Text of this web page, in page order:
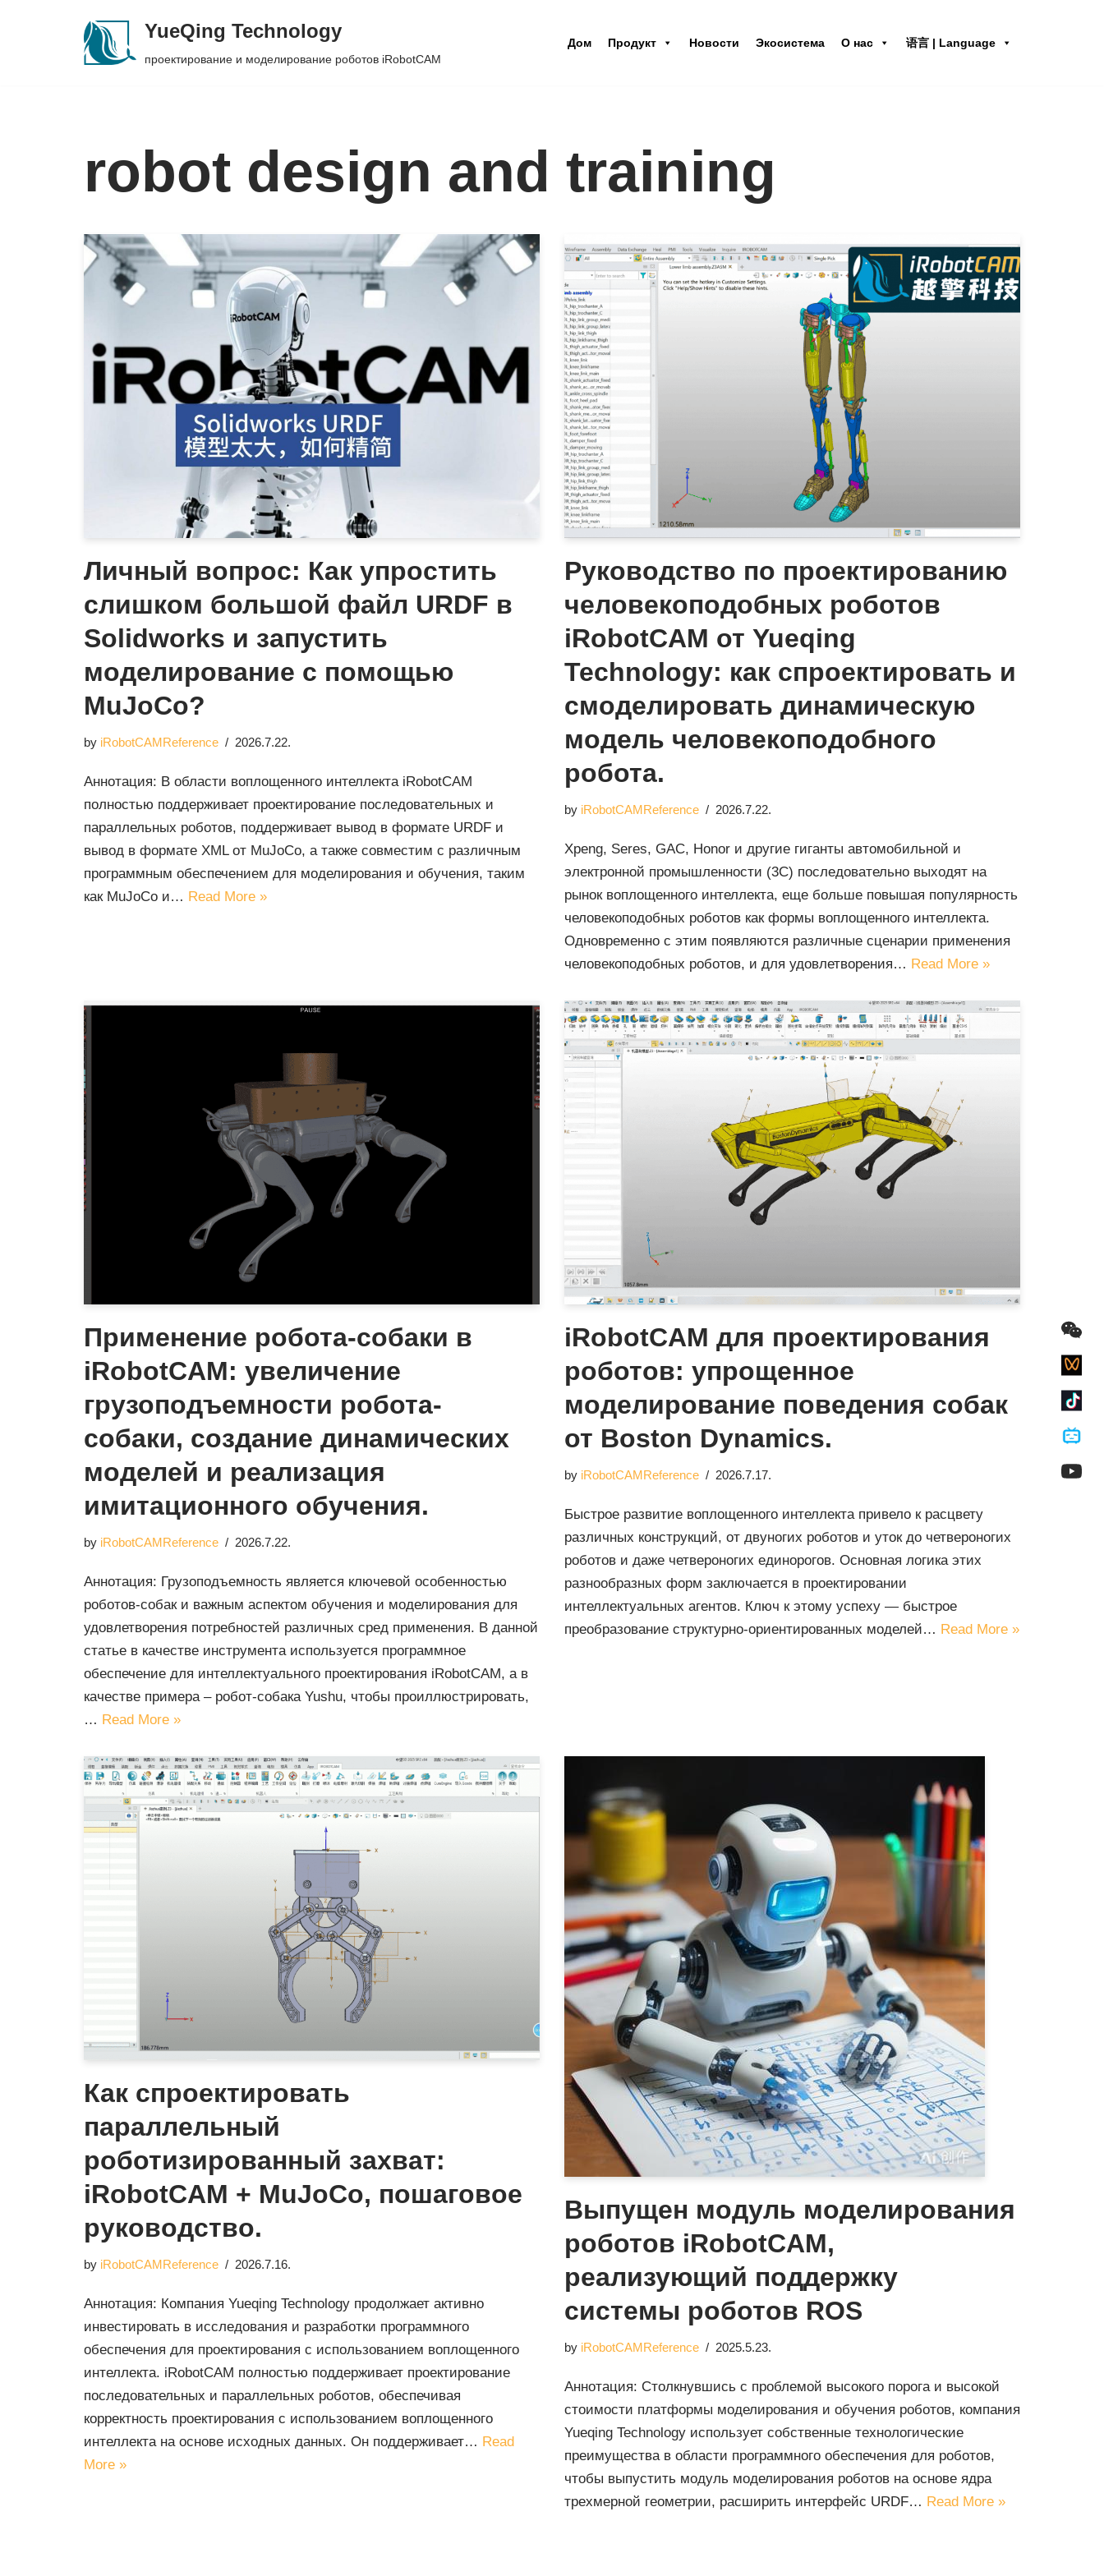
YueQing Technology
проектирование и моделирование роботов iRobotCAM
Дом Продукт Новости Экосистема О нас 语言 | Language
robot design and training
Личный вопрос: Как упростить
слишком большой файл URDF в
Solidworks и запустить
моделирование с помощью
MuJoCo?
by iRobotCAMReference 2026.7.22.
Аннотация: В области воплощенного интеллекта iRobotCAM
полностью поддерживает проектирование последовательных и
параллельных роботов, поддерживает вывод в формате URDF и
вывод в формате XML от MuJoCo, а также совместим с различным
программным обеспечением для моделирования и обучения, таким
как MuJoCo и… Read More »
Руководство по проектированию
человекоподобных роботов
iRobotCAM от Yueqing
Technology: как спроектировать и
смоделировать динамическую
модель человекоподобного
робота.
by iRobotCAMReference 2026.7.22.
Xpeng, Seres, GAC, Honor и другие гиганты автомобильной и
электронной промышленности (3C) последовательно выходят на
рынок воплощенного интеллекта, еще больше повышая популярность
человекоподобных роботов как формы воплощенного интеллекта.
Одновременно с этим появляются различные сценарии применения
человекоподобных роботов, и для удовлетворения… Read More »
Применение робота-собаки в
iRobotCAM: увеличение
грузоподъемности робота-
собаки, создание динамических
моделей и реализация
имитационного обучения.
by iRobotCAMReference 2026.7.22.
Аннотация: Грузоподъемность является ключевой особенностью
роботов-собак и важным аспектом обучения и моделирования для
удовлетворения потребностей различных сред применения. В данной
статье в качестве инструмента используется программное
обеспечение для интеллектуального проектирования iRobotCAM, а в
качестве примера – робот-собака Yushu, чтобы проиллюстрировать,
… Read More »
iRobotCAM для проектирования
роботов: упрощенное
моделирование поведения собак
от Boston Dynamics.
by iRobotCAMReference 2026.7.17.
Быстрое развитие воплощенного интеллекта привело к расцвету
различных конструкций, от двуногих роботов и уток до четвероногих
роботов и даже четвероногих единорогов. Основная логика этих
разнообразных форм заключается в проектировании
интеллектуальных агентов. Ключ к этому успеху — быстрое
преобразование структурно-ориентированных моделей… Read More »
Как спроектировать
параллельный
роботизированный захват:
iRobotCAM + MuJoCo, пошаговое
руководство.
by iRobotCAMReference 2026.7.16.
Аннотация: Компания Yueqing Technology продолжает активно
инвестировать в исследования и разработки программного
обеспечения для проектирования с использованием воплощенного
интеллекта. iRobotCAM полностью поддерживает проектирование
последовательных и параллельных роботов, обеспечивая
корректность проектирования с использованием воплощенного
интеллекта на основе исходных данных. Он поддерживает… Read
More »
Выпущен модуль моделирования
роботов iRobotCAM,
реализующий поддержку
системы роботов ROS
by iRobotCAMReference 2025.5.23.
Аннотация: Столкнувшись с проблемой высокого порога и высокой
стоимости платформы моделирования и обучения роботов, компания
Yueqing Technology использует собственные технологические
преимущества в области программного обеспечения для роботов,
чтобы выпустить модуль моделирования роботов на основе ядра
трехмерной геометрии, расширить интерфейс URDF… Read More »